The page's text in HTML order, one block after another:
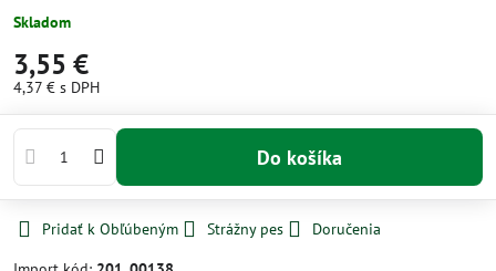
Skladom
3,55 €
4,37 € s DPH
Do košíka
Pridať k Obľúbeným Strážny pes
Doručenia